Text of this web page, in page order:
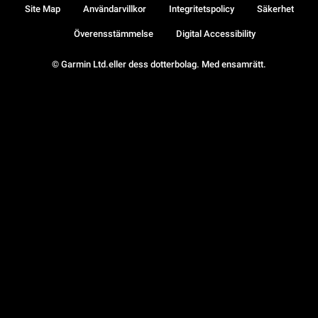
© Garmin Ltd.eller dess dotterbolag. Med ensamrätt.
Site Map Användarvillkor Integritetspolicy Säkerhet
Överensstämmelse Digital Accessibility